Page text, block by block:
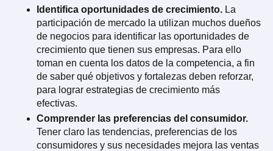
Identifica oportunidades de crecimiento. La
participación de mercado la utilizan muchos dueños
de negocios para identificar las oportunidades de
crecimiento que tienen sus empresas. Para ello
toman en cuenta los datos de la competencia, a fin
de saber qué objetivos y fortalezas deben reforzar,
para lograr estrategias de crecimiento más
efectivas.
Comprender las preferencias del consumidor.
Tener claro las tendencias, preferencias de los
consumidores y sus necesidades mejora las ventas